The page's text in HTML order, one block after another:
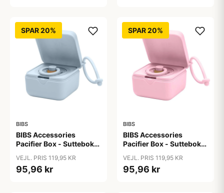
SPAR 20%
BIBS
BIBS Accessories
Pacifier Box - Sutteboks
Baby Blue
VEJL. PRIS 119,95 KR
95,96 kr
SPAR 20%
BIBS
BIBS Accessories
Pacifier Box - Sutteboks
Baby Pink
VEJL. PRIS 119,95 KR
95,96 kr